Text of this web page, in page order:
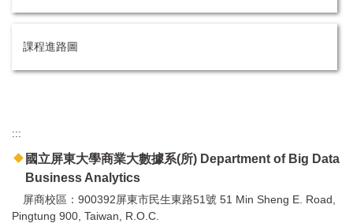
課程進路圖
:::
國立屏東大學商業大數據系(所) Department of Big Data
Business Analytics
屏商校區：900392屏東市民生東路51號 51 Min Sheng E. Road,
Pingtung 900, Taiwan, R.O.C.